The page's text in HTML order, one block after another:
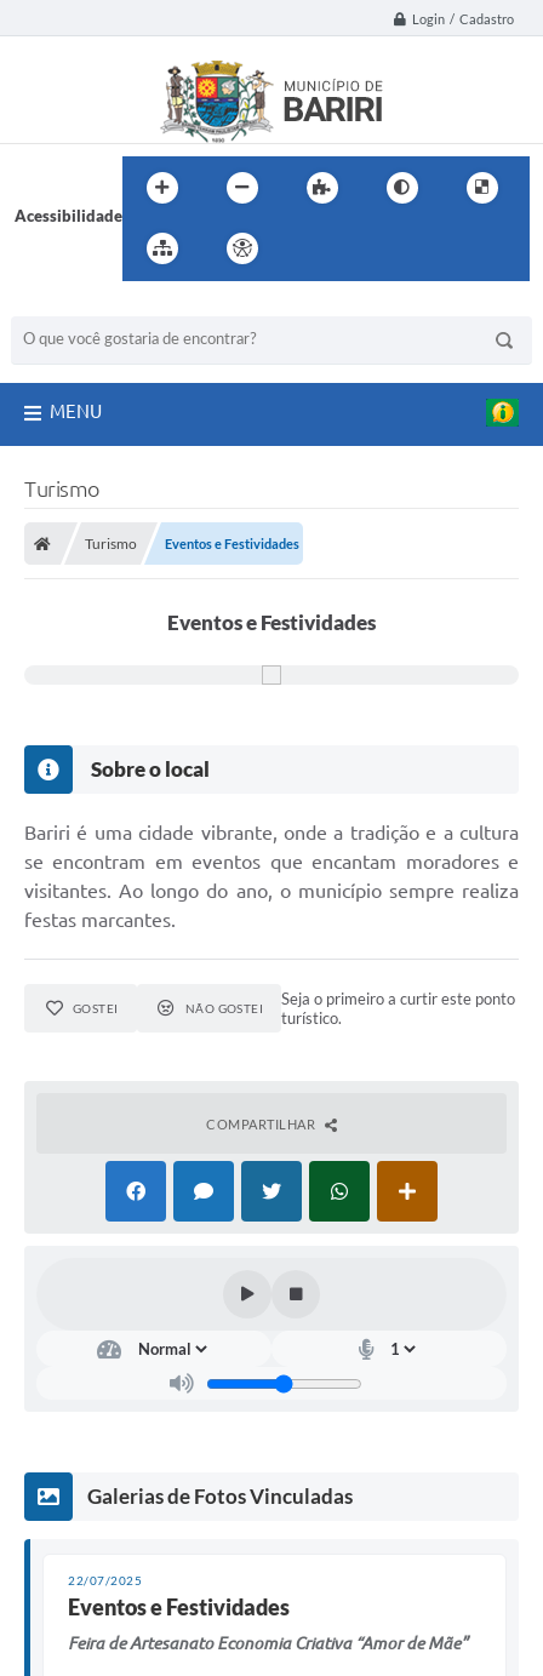
Login / Cadastro
Acessibilidade
MENU
Turismo
Turismo Eventos e Festividades
Eventos e Festividades
Sobre o local
Bariri é uma cidade vibrante, onde a tradição e a cultura
se encontram em eventos que encantam moradores e
visitantes. Ao longo do ano, o município sempre realiza
festas marcantes.
GOSTEI NÃO GOSTEI
Seja o primeiro a curtir este ponto
turístico.
COMPARTILHAR
Galerias de Fotos Vinculadas
22/07/2025
Eventos e Festividades
Feira de Artesanato Economia Criativa “Amor de Mãe”